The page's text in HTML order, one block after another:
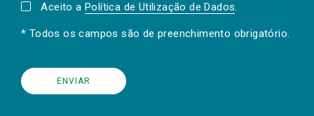
Aceito a Política de Utilização de Dados.
* Todos os campos são de preenchimento obrigatório.